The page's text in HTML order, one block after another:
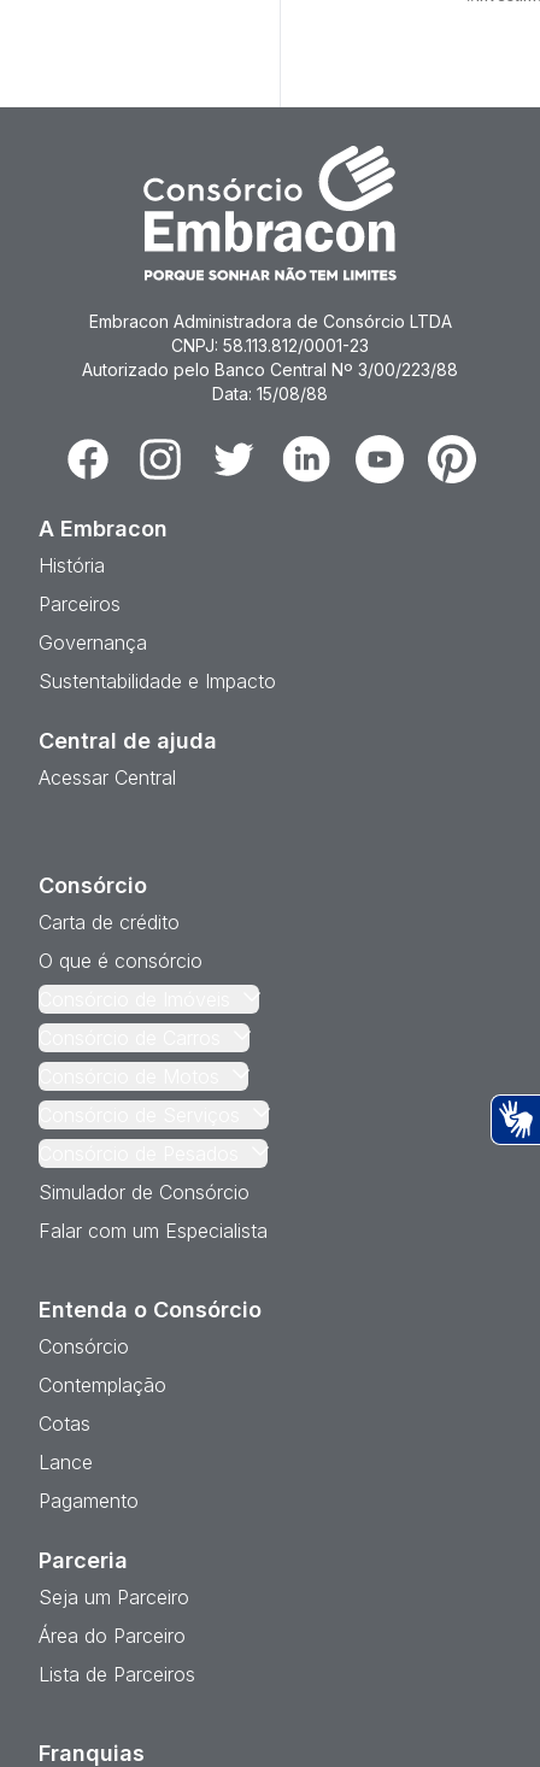
Embracon Administradora de Consórcio LTDA
CNPJ: 58.113.812/0001-23
Autorizado pelo Banco Central Nº 3/00/223/88
Data: 15/08/88
FacebookInstagramTwitter LinkedinYoutubePinterest
A Embracon
História
Parceiros
Governança
Sustentabilidade e Impacto
Central de ajuda
Acessar Central
Consórcio
Carta de crédito
O que é consórcio
Consórcio de Imóveis
Consórcio de Carros
Consórcio de Motos
Consórcio de Serviços
Consórcio de Pesados
Simulador de Consórcio
Falar com um Especialista
Entenda o Consórcio
Consórcio
Contemplação
Cotas
Lance
Pagamento
Parceria
Seja um Parceiro
Área do Parceiro
Lista de Parceiros
Franquias